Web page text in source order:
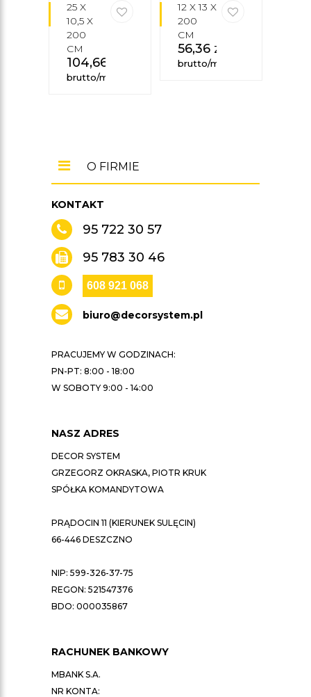
25 X
10,5 X
200
CM
104,66
brutto/mb
12 X 13 X
200
CM
56,36 zł
brutto/mb
KONTAKT
95 722 30 57
95 783 30 46
608 921 068
biuro@decorsystem.pl
PRACUJEMY W GODZINACH:
PN-PT: 8:00 - 18:00
W SOBOTY 9:00 - 14:00
NASZ ADRES
DECOR SYSTEM
GRZEGORZ OKRASKA, PIOTR KRUK
SPÓŁKA KOMANDYTOWA
PRĄDOCIN 11 (KIERUNEK SULĘCIN)
66-446 DESZCZNO
NIP: 599-326-37-75
REGON: 521547376
BDO: 000035867
O FIRMIE
RACHUNEK BANKOWY
MBANK S.A.
NR KONTA: